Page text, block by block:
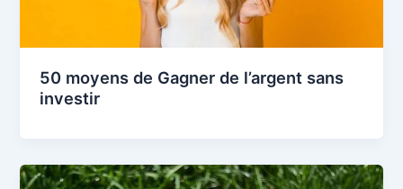
50 moyens de Gagner de l’argent sans
investir